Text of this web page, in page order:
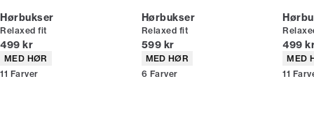
Hørbukser
Relaxed fit
I alt (inkl. rabat)
499 kr
Produkt egenskaber
MED HØR
11 Farver
Hørbukser
Relaxed fit
I alt (inkl. rabat)
599 kr
Produkt egenskaber
MED HØR
6 Farver
I alt
499
MED
11